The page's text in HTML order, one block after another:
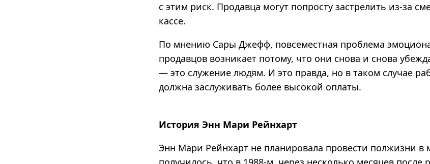
с этим риск. Продавца могут попросту застрелить из-за
кассе.
По мнению Сары Джефф, повсеместная проблема
продавцов возникает потому, что они снова и снова
— это служение людям. И это правда, но в таком случае
должна заслуживать более высокой оплаты.
История Энн Мари Рейнхарт
Энн Мари Рейнхарт не планировала провести полжизни в